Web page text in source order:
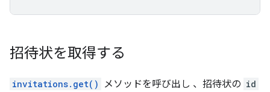
招待状を取得する
invitations.get() メソッドを呼び出し 、招待状の id